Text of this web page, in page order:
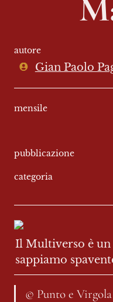
autore
Gian Paolo
mensile
pubblicazione
categoria
Il Multiverso è
sappiamo
© Punto e Virgola